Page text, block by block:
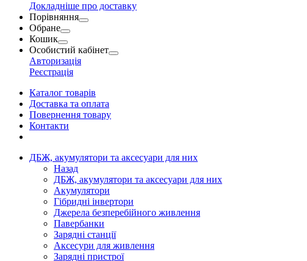
Докладніше про доставку
Порівняння
Обране
Кошик
Особистий кабінет
Авторизація
Реєстрація
Каталог товарів
Доставка та оплата
Повернення товару
Контакти
ДБЖ, акумулятори та аксесуари для них
Назад
ДБЖ, акумулятори та аксесуари для них
Акумулятори
Гібридні інвертори
Джерела безперебійного живлення
Павербанки
Зарядні станції
Аксесури для живлення
Зарядні пристрої